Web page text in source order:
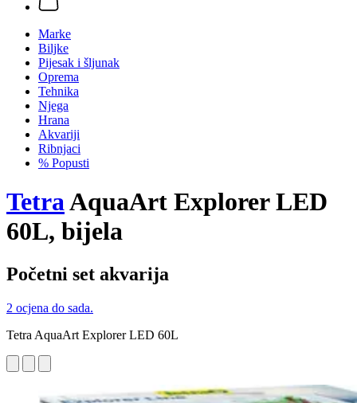
Marke
Biljke
Pijesak i šljunak
Oprema
Tehnika
Njega
Hrana
Akvariji
Ribnjaci
% Popusti
TetraAquaArt Explorer LED
60L, bijela
Početni set akvarija
2 ocjena do sada.
Tetra AquaArt Explorer LED 60L